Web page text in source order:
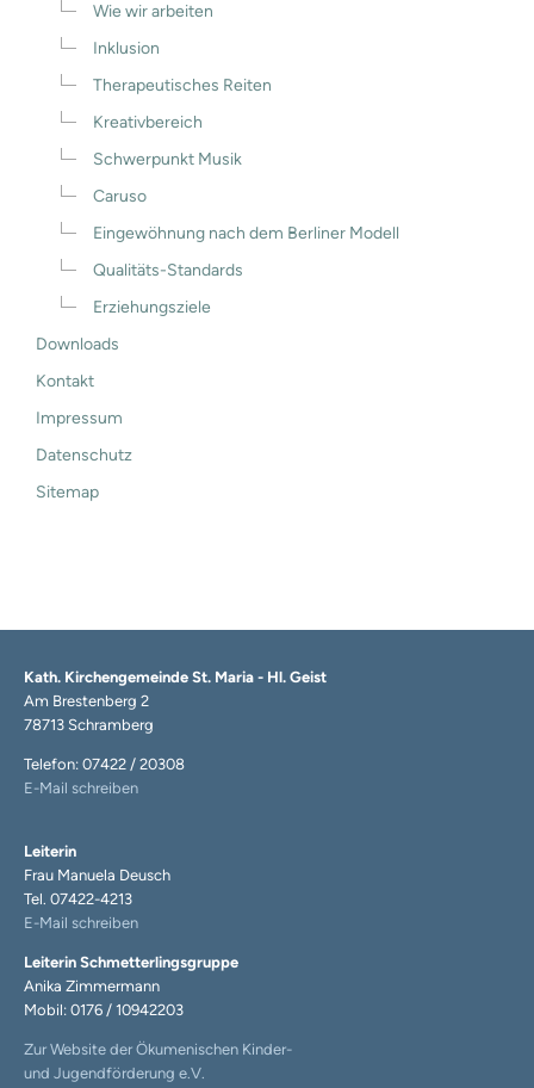
Wie wir arbeiten
Inklusion
Therapeutisches Reiten
Kreativbereich
Schwerpunkt Musik
Caruso
Eingewöhnung nach dem Berliner Modell
Qualitäts-Standards
Erziehungsziele
Downloads
Kontakt
Impressum
Datenschutz
Sitemap
Kath. Kirchengemeinde St. Maria - Hl. Geist
Am Brestenberg 2
78713 Schramberg
Telefon: 07422 / 20308
E-Mail schreiben
Leiterin
Frau Manuela Deusch
Tel. 07422-4213
E-Mail schreiben
Leiterin Schmetterlingsgruppe
Anika Zimmermann
Mobil: 0176 / 10942203
Zur Website der Ökumenischen Kinder-
und Jugendförderung e.V.